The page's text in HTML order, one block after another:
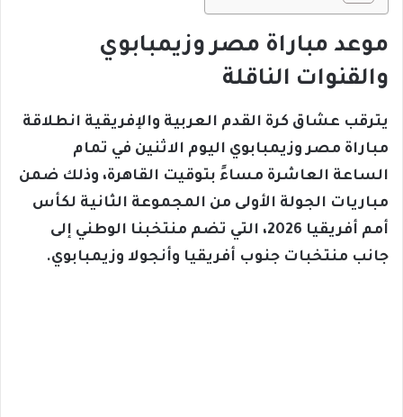
موعد مباراة مصر وزيمبابوي
والقنوات الناقلة
يترقب عشاق كرة القدم العربية والإفريقية انطلاقة
مباراة مصر وزيمبابوي اليوم الاثنين في تمام
الساعة العاشرة مساءً بتوقيت القاهرة، وذلك ضمن
مباريات الجولة الأولى من المجموعة الثانية لكأس
أمم أفريقيا 2026، التي تضم منتخبنا الوطني إلى
جانب منتخبات جنوب أفريقيا وأنجولا وزيمبابوي.